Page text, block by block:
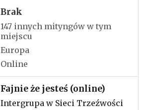
Brak
147 innych mityngów w tym
miejscu
Europa
Online
Fajnie że jesteś (online)
Intergrupa w Sieci Trzeźwości